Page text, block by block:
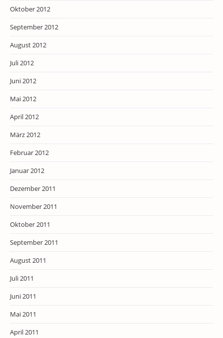
Oktober 2012
September 2012
August 2012
Juli 2012
Juni 2012
Mai 2012
April 2012
März 2012
Februar 2012
Januar 2012
Dezember 2011
November 2011
Oktober 2011
September 2011
August 2011
Juli 2011
Juni 2011
Mai 2011
April 2011